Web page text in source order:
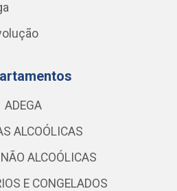
ADEGA
ALCOÓLICAS
ALCOÓLICAS
E CONGELADOS